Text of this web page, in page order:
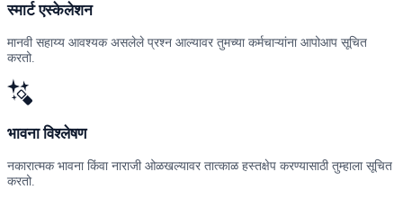
स्मार्ट एस्केलेशन
मानवी सहाय्य आवश्यक असलेले प्रश्न आल्यावर तुमच्या कर्मचाऱ्यांना आपोआप सूचित
करतो.
भावना विश्लेषण
नकारात्मक भावना किंवा नाराजी ओळखल्यावर तात्काळ हस्तक्षेप करण्यासाठी तुम्हाला सूचित
करतो.